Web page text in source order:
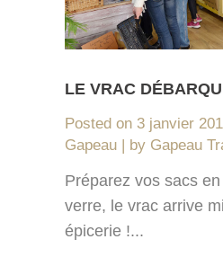
LE VRAC
Posted on 3 janvier
Gapeau
by Gapeau
Préparez vos sacs
verre, le vrac arrive
épicerie !...